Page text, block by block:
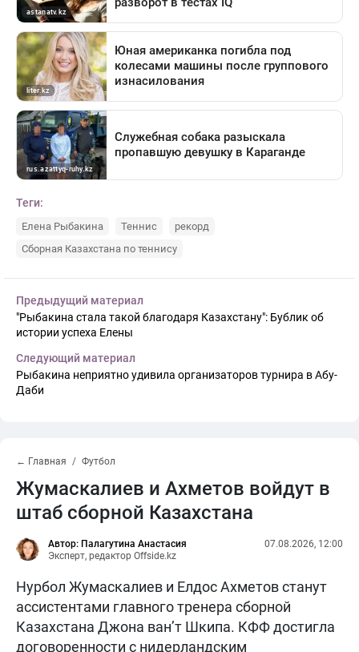
Теги:
Елена Рыбакина Теннис
рекорд
Сборная Казахстана по теннису
Предыдущий материал
"Рыбакина стала такой благодаря Казахстану": Бублик об
истории успеха Елены
Следующий материал
Рыбакина неприятно удивила организаторов турнира в Абу-
Даби
← Главная Футбол
Жумаскалиев и Ахметов войдут в
штаб сборной Казахстана
Автор: Палагутина Анастасия
Эксперт, редактор Offside.kz
07.08.2026, 12:00
Нурбол Жумаскалиев и Елдос Ахметов станут
ассистентами главного тренера сборной
Казахстана Джона ван’т Шкипа. КФФ достигла
договоренности с нидерландским